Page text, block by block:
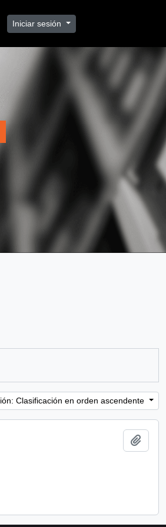
Iniciar sesión
Clasificación en orden ascendente